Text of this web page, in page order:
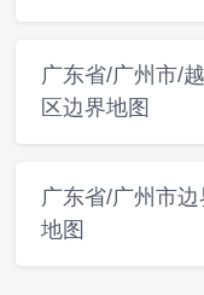
广东省/广州市/
区边界地图
广东省/广州市边
地图